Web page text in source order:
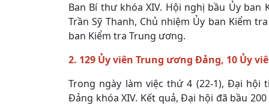
Ban Bí thư khóa XIV. Hội nghị bầu Ủy
Trần Sỹ Thanh, Chủ nhiệm Ủy ban Kiểm
ban Kiểm tra Trung ương.
2. 129 Ủy viên Trung ương Đảng, 10 Ủy
Trong ngày làm việc thứ 4 (22-1), Đại
Đảng khóa XIV. Kết quả, Đại hội đã bầu